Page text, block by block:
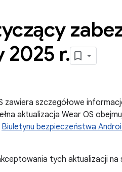
2025 r.
zawiera szczegółowe
aktualizacja Wear OS
Biuletynu bezpieczeństwa
tych aktualizacji na